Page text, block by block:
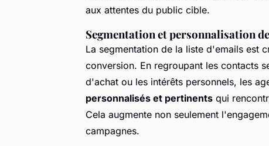
aux attentes du public cible.
Segmentation et personnalisation
La segmentation de la liste d'emails est
conversion. En regroupant les contacts
d'achat ou les intérêts personnels, les
personnalisés et pertinents qui
Cela augmente non seulement
campagnes.